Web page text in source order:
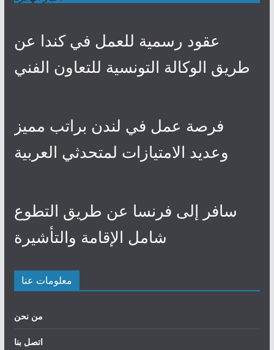
عقود رسمية للعمل في كندا عن
طريق الوكالة التونسية للتعاون الفني
فرصة عمل في لندن براتب مميز
وعديد الامتيازات لمتحدثي العربية
سافر إلى فرنسا عن طريق التطوع
شامل الإقامة والتأشيرة
معلومات عنا
من نحن
اتصل بنا